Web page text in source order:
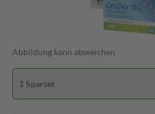
Abbildung kann abweichen
1 Sparset